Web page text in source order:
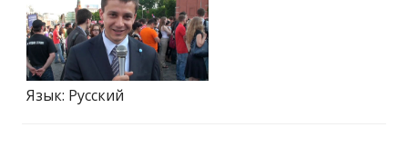
Язык: Русский